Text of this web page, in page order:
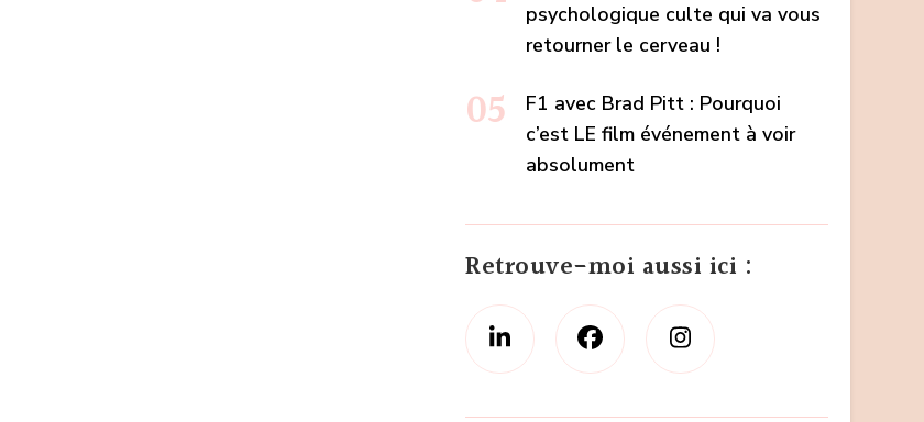
psychologique culte qui va vous
retourner le cerveau !
F1 avec Brad Pitt : Pourquoi
c’est LE film événement à voir
absolument
Retrouve-moi aussi ici :